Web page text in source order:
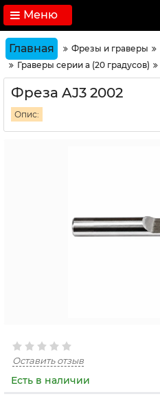
Меню
Главная Фрезы и граверы
Граверы серии а (20 градусов)
Фреза AJ3 2002
Опис:
Оставить отзыв
Есть в наличии